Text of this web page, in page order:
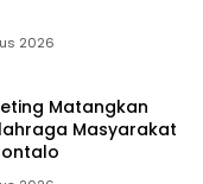
2026
Matangkan
Masyarakat